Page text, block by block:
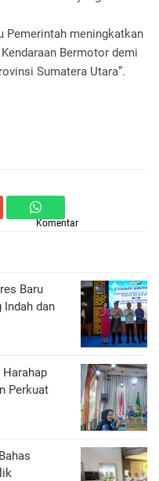
Pemerintah meningkatkan
Bermotor demi
Sumatera Utara”.
Komentar
Baru
Indah dan
Perkuat